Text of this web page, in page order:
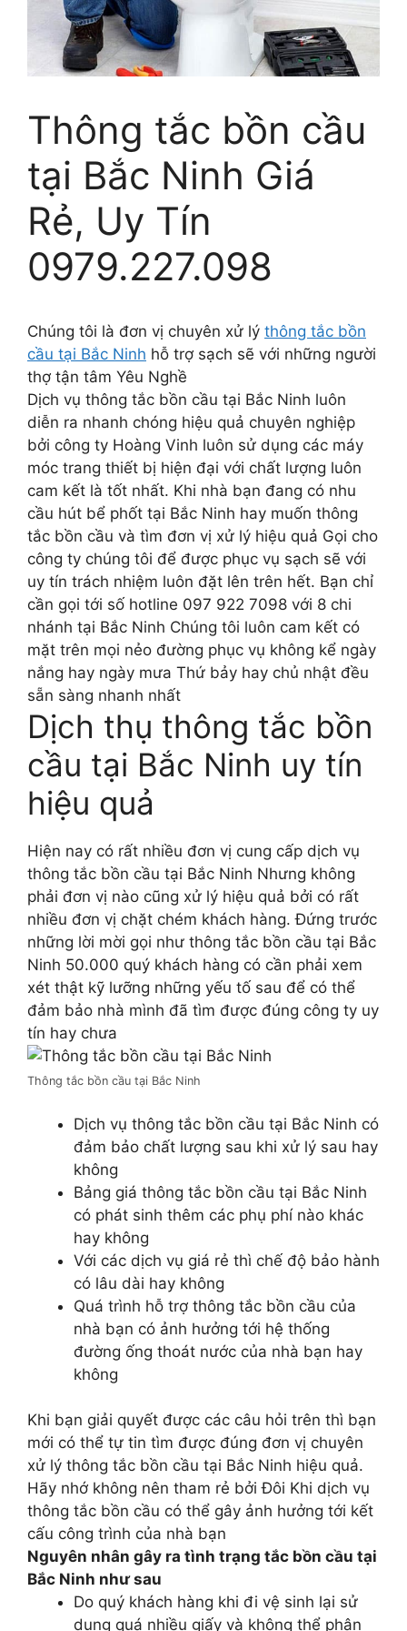
Thông tắc bồn cầu
tại Bắc Ninh Giá
Rẻ, Uy Tín
0979.227.098
Chúng tôi là đơn vị chuyên xử lý thông tắc bồn
cầu tại Bắc Ninh hỗ trợ sạch sẽ với những người
thợ tận tâm Yêu Nghề
Dịch vụ thông tắc bồn cầu tại Bắc Ninh luôn
diễn ra nhanh chóng hiệu quả chuyên nghiệp
bởi công ty Hoàng Vinh luôn sử dụng các máy
móc trang thiết bị hiện đại với chất lượng luôn
cam kết là tốt nhất. Khi nhà bạn đang có nhu
cầu hút bể phốt tại Bắc Ninh hay muốn thông
tắc bồn cầu và tìm đơn vị xử lý hiệu quả Gọi cho
công ty chúng tôi để được phục vụ sạch sẽ với
uy tín trách nhiệm luôn đặt lên trên hết. Bạn chỉ
cần gọi tới số hotline 097 922 7098 với 8 chi
nhánh tại Bắc Ninh Chúng tôi luôn cam kết có
mặt trên mọi nẻo đường phục vụ không kể ngày
nắng hay ngày mưa Thứ bảy hay chủ nhật đều
sẵn sàng nhanh nhất
Dịch thụ thông tắc bồn
cầu tại Bắc Ninh uy tín
hiệu quả
Hiện nay có rất nhiều đơn vị cung cấp dịch vụ
thông tắc bồn cầu tại Bắc Ninh Nhưng không
phải đơn vị nào cũng xử lý hiệu quả bởi có rất
nhiều đơn vị chặt chém khách hàng. Đứng trước
những lời mời gọi như thông tắc bồn cầu tại Bắc
Ninh 50.000 quý khách hàng có cần phải xem
xét thật kỹ lưỡng những yếu tố sau để có thể
đảm bảo nhà mình đã tìm được đúng công ty uy
tín hay chưa
Thông tắc bồn cầu tại Bắc Ninh
Dịch vụ thông tắc bồn cầu tại Bắc Ninh có
đảm bảo chất lượng sau khi xử lý sau hay
không
Bảng giá thông tắc bồn cầu tại Bắc Ninh
có phát sinh thêm các phụ phí nào khác
hay không
Với các dịch vụ giá rẻ thì chế độ bảo hành
có lâu dài hay không
Quá trình hỗ trợ thông tắc bồn cầu của
nhà bạn có ảnh hưởng tới hệ thống
đường ống thoát nước của nhà bạn hay
không
Khi bạn giải quyết được các câu hỏi trên thì bạn
mới có thể tự tin tìm được đúng đơn vị chuyên
xử lý thông tắc bồn cầu tại Bắc Ninh hiệu quả.
Hãy nhớ không nên tham rẻ bởi Đôi Khi dịch vụ
thông tắc bồn cầu có thể gây ảnh hưởng tới kết
cấu công trình của nhà bạn
Nguyên nhân gây ra tình trạng tắc bồn cầu tại
Bắc Ninh như sau
Do quý khách hàng khi đi vệ sinh lại sử
dụng quá nhiều giấy và không thể phân